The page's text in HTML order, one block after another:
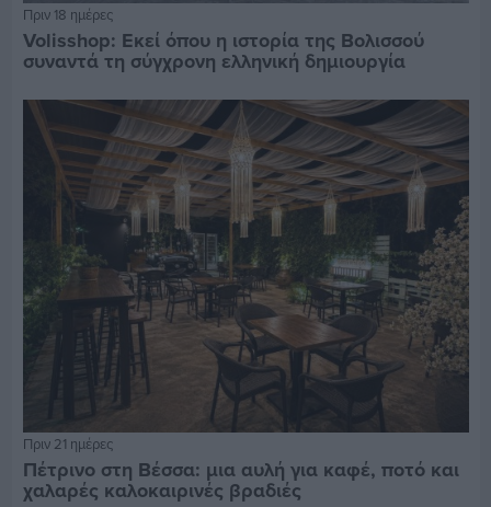
Πριν 18 ημέρες
Volisshop: Εκεί όπου η ιστορία της Βολισσού
συναντά τη σύγχρονη ελληνική δημιουργία
Πριν 21 ημέρες
Πέτρινο στη Βέσσα: μια αυλή για καφέ, ποτό και
χαλαρές καλοκαιρινές βραδιές